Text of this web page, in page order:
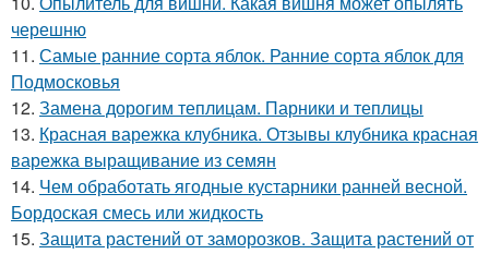
черешню
11. Самые ранние сорта яблок. Ранние сорта яблок для
Подмосковья
12. Замена дорогим теплицам. Парники и теплицы
13. Красная варежка клубника. Отзывы клубника красная
варежка выращивание из семян
14. Чем обработать ягодные кустарники ранней весной.
Бордоская смесь или жидкость
15. Защита растений от заморозков. Защита растений от